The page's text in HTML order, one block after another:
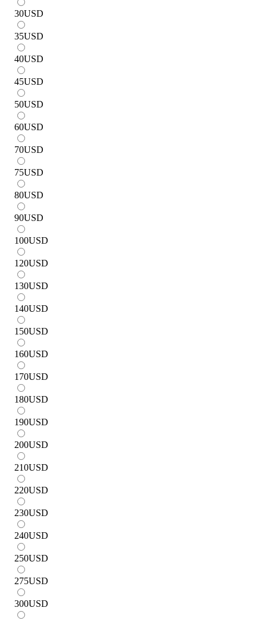
30USD
35USD
40USD
45USD
50USD
60USD
70USD
75USD
80USD
90USD
100USD
120USD
130USD
140USD
150USD
160USD
170USD
180USD
190USD
200USD
210USD
220USD
230USD
240USD
250USD
275USD
300USD